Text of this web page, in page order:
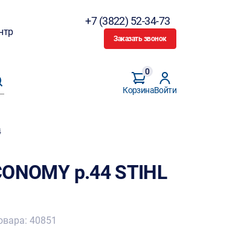
+7 (3822) 52-34-73
Заказать звонок
Корзина
0
Войти
р.44 STIHL
40851